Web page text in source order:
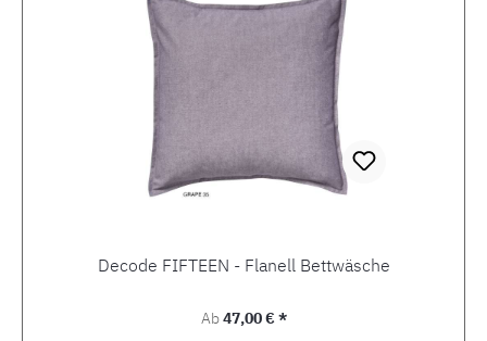
Decode FIFTEEN - Flanell Bettwäsche
Regulärer Preis:
Ab47,00 € *